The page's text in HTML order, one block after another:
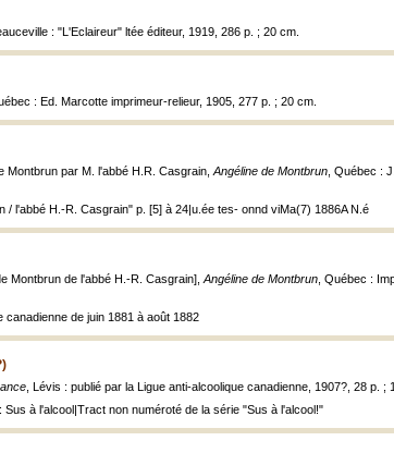
: "L'Eclaireur" ltée éditeur, 1919, 286 p. ; 20 cm.
: Ed. Marcotte imprimeur-relieur, 1905, 277 p. ; 20 cm.
Montbrun par M. l'abbé H.R. Casgrain, Angéline de Montbrun , Québec :
/ l'abbé H.-R. Casgrain" p. [5] à 24|u.ée tes- onnd viMa(7) 1886A N.é
Montbrun de l'abbé H.-R. Casgrain], Angéline de Montbrun , Québec :
de juin 1881 à août 1882
, Lévis : publié par la Ligue anti-alcoolique canadienne, 1907?, 28 p. ;
à l'alcool|Tract non numéroté de la série "Sus à l'alcool!"